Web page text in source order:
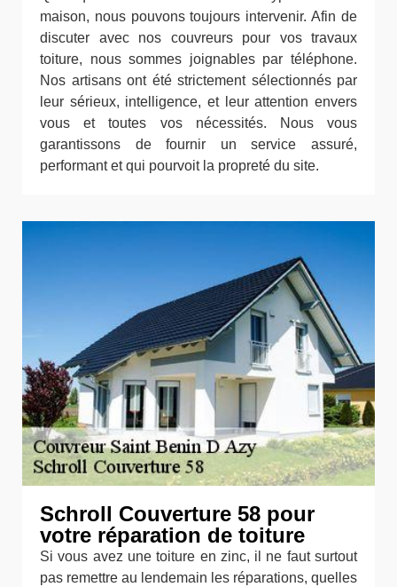
maison, nous pouvons toujours intervenir. Afin de
discuter avec nos couvreurs pour vos travaux
toiture, nous sommes joignables par téléphone.
Nos artisans ont été strictement sélectionnés par
leur sérieux, intelligence, et leur attention envers
vous et toutes vos nécessités. Nous vous
garantissons de fournir un service assuré,
performant et qui pourvoit la propreté du site.
Schroll Couverture 58 pour
votre réparation de toiture
Si vous avez une toiture en zinc, il ne faut surtout
pas remettre au lendemain les réparations, quelles